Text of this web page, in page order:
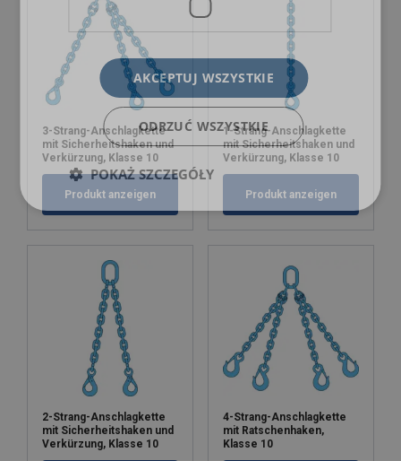
3-Strang-Anschlagkette
mit Sicherheitshaken und
Verkürzung, Klasse 10
Produkt anzeigen
1-Strang-Anschlagkette
mit Sicherheitshaken und
Verkürzung, Klasse 10
Produkt anzeigen
2-Strang-Anschlagkette
mit Sicherheitshaken und
Verkürzung, Klasse 10
4-Strang-Anschlagkette
mit Ratschenhaken,
Klasse 10
AKCEPTUJ WSZYSTKIE
ODRZUĆ WSZYSTKIE
POKAŻ SZCZEGÓŁY